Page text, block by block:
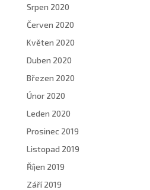
Srpen 2020
Červen 2020
Květen 2020
Duben 2020
Březen 2020
Únor 2020
Leden 2020
Prosinec 2019
Listopad 2019
Říjen 2019
Září 2019